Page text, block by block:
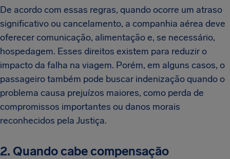
De acordo com essas regras, quando ocorre um atraso
significativo ou cancelamento, a companhia aérea deve
oferecer comunicação, alimentação e, se necessário,
hospedagem. Esses direitos existem para reduzir o
impacto da falha na viagem. Porém, em alguns casos, o
passageiro também pode buscar indenização quando o
problema causa prejuízos maiores, como perda de
compromissos importantes ou danos morais
reconhecidos pela Justiça.
2. Quando cabe compensação